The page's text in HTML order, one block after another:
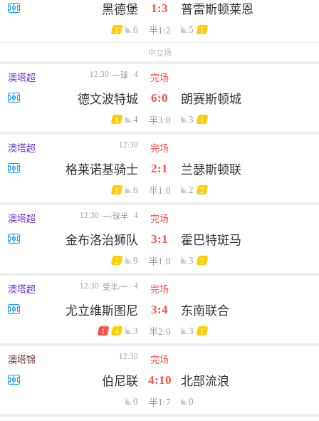
黑德堡 1:3 普雷斯顿莱恩
1 6 半1:2 5 1
中立场
澳塔超 12:30 一球 4 完场
德文波特城 6:0 朗赛斯顿城
1 4 半3:0 3 1
澳塔超 12:30 完场
格莱诺基骑士 2:1 兰瑟斯顿联
1 6 半1:0 2 2
澳塔超 12:30 一/球半 4 完场
金布洛治狮队 3:1 霍巴特斑马
2 9 半1:0 3 2
澳塔超 12:30 受半/一 4 完场
尤立维斯图尼 3:4 东南联合
1 4 3 半2:0 3 1
澳塔锦 12:30 完场
伯尼联 4:10 北部流浪
0 半1:7 0